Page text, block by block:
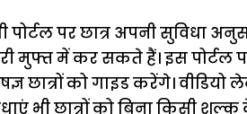
पोर्टल पर छात्र अपनी सुविधा
मुफ्त में कर सकते हैं। इस पोर्टल
छात्रों को गाइड करेंगे।
भी छात्रों को बिना किसी